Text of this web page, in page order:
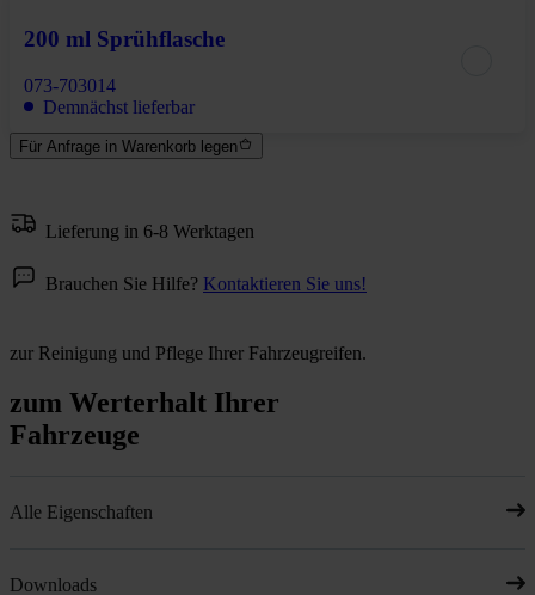
200 ml Sprühflasche
073-703014
Demnächst lieferbar
Für Anfrage in Warenkorb legen
Lieferung in 6-8 Werktagen
Brauchen Sie Hilfe? Kontaktieren Sie uns!
zur Reinigung und Pflege Ihrer Fahrzeugreifen.
zum Werterhalt Ihrer
Fahrzeuge
Alle Eigenschaften
Downloads